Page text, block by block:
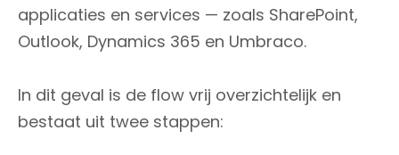
applicaties en services — zoals SharePoint,
Outlook, Dynamics 365 en Umbraco.
In dit geval is de flow vrij overzichtelijk en
bestaat uit twee stappen: